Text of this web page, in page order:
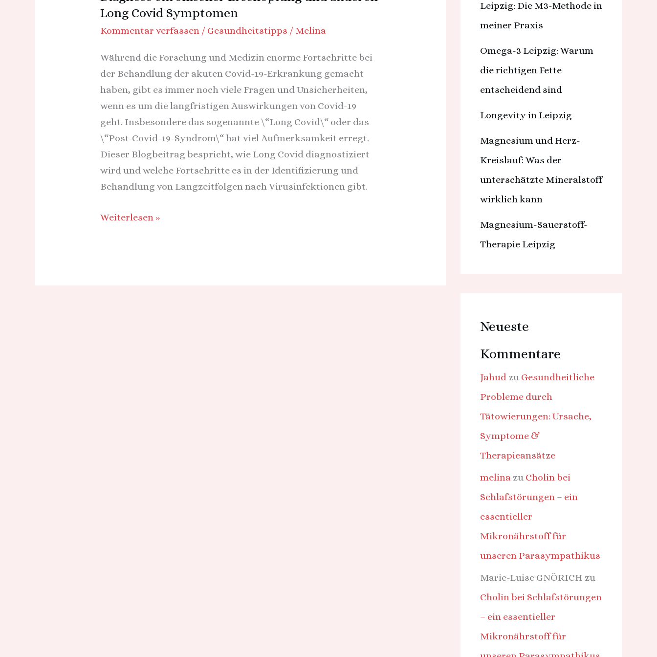
Long Covid Symptomen
Kommentar verfassen / Gesundheitstipps / Melina
Während die Forschung und Medizin enorme Fortschritte bei
der Behandlung der akuten Covid-19-Erkrankung gemacht
haben, gibt es immer noch viele Fragen und Unsicherheiten,
wenn es um die langfristigen Auswirkungen von Covid-19
geht. Insbesondere das sogenannte \“Long Covid\“ oder das
\“Post-Covid-19-Syndrom\“ hat viel Aufmerksamkeit erregt.
Dieser Blogbeitrag bespricht, wie Long Covid diagnostiziert
wird und welche Fortschritte es in der Identifizierung und
Behandlung von Langzeitfolgen nach Virusinfektionen gibt.
und
anderen
Covid
Symptomen
Weiterlesen »
Leipzig: Die M3-Methode in
meiner Praxis
Omega-3 Leipzig: Warum
die richtigen Fette
entscheidend sind
Longevity in Leipzig
Magnesium und Herz-
Kreislauf: Was der
unterschätzte Mineralstoff
wirklich kann
Magnesium-Sauerstoff-
Therapie Leipzig
Neueste
Kommentare
Jahud zu Gesundheitliche
Probleme durch
Tätowierungen: Ursache,
Symptome &
Therapieansätze
melina zu Cholin bei
Schlafstörungen – ein
essentieller
Mikronährstoff für
unseren Parasympathikus
Marie-Luise GNÖRICH zu
Cholin bei Schlafstörungen
– ein essentieller
Mikronährstoff für